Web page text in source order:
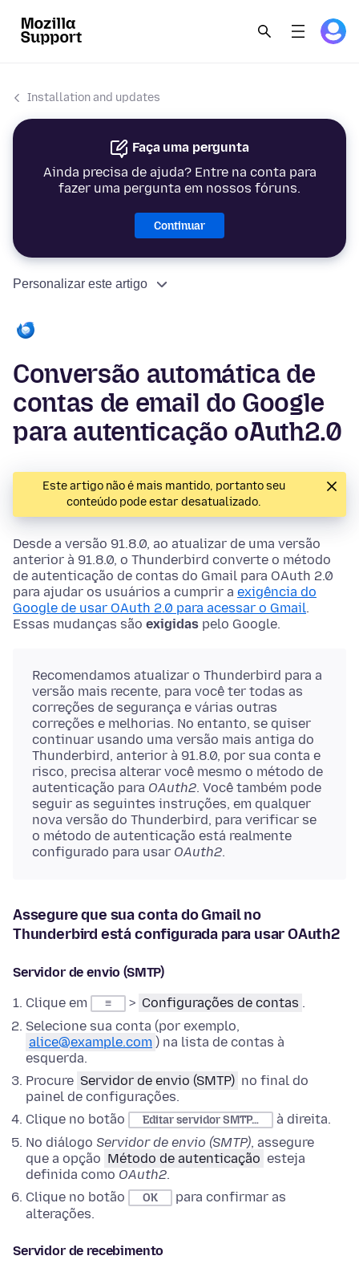
Installation and updates
Faça uma pergunta
Ainda precisa de ajuda? Entre na conta para
fazer uma pergunta em nossos fóruns.
Continuar
Personalizar este artigo
Conversão automática de
contas de email do Google
para autenticação oAuth2.0
Este artigo não é mais mantido, portanto seu
conteúdo pode estar desatualizado.
Desde a versão 91.8.0, ao atualizar de uma versão
anterior à 91.8.0, o Thunderbird converte o método
de autenticação de contas do Gmail para OAuth 2.0
para ajudar os usuários a cumprir a exigência do
Google de usar OAuth 2.0 para acessar o Gmail.
Essas mudanças são exigidas pelo Google.
Recomendamos atualizar o Thunderbird para a
versão mais recente, para você ter todas as
correções de segurança e várias outras
correções e melhorias. No entanto, se quiser
continuar usando uma versão mais antiga do
Thunderbird, anterior à 91.8.0, por sua conta e
risco, precisa alterar você mesmo o método de
autenticação para OAuth2. Você também pode
seguir as seguintes instruções, em qualquer
nova versão do Thunderbird, para verificar se
o método de autenticação está realmente
configurado para usar OAuth2.
Assegure que sua conta do Gmail no
Thunderbird está configurada para usar OAuth2
Servidor de envio (SMTP)
Clique em
≡ > Configurações de contas .
Selecione sua conta (por exemplo,
alice@example.com ) na lista de contas à
esquerda.
Procure Servidor de envio (SMTP) no final do
painel de configurações.
Clique no botão
Editar servidor SMTP…
à direita.
No diálogo Servidor de envio (SMTP), assegure
que a opção Método de autenticação esteja
definida como OAuth2.
Clique no botão
OK
para confirmar as
alterações.
Servidor de recebimento